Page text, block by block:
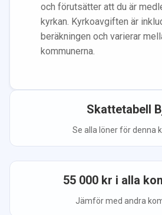
och förutsätter att du är
kyrkan. Kyrkoavgiften är
beräkningen och varierar
kommunerna.
Skattetabell
Se alla löner för denna
55 000 kr i alla
Jämför med andra